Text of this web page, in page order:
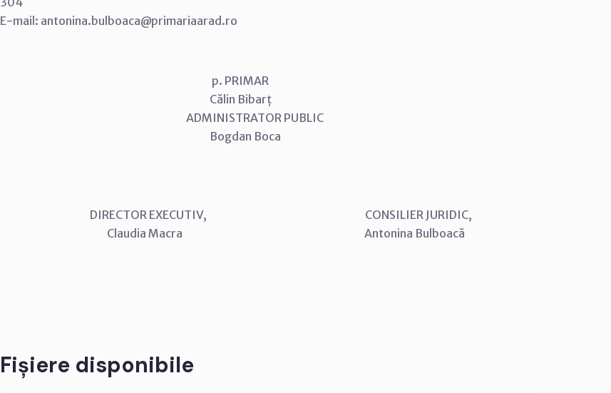
E-mail: antonina.bulboaca@primariaarad.ro
p. PRIMAR
Călin Bibarț
ADMINISTRATOR PUBLIC
Bogdan Boca
DIRECTOR EXECUTIV, CONSILIER JURIDIC,
Claudia Macra Antonina Bulboacă
Fișiere disponibile